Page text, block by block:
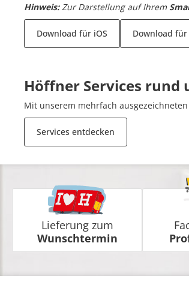
Hinweis: Zur Darstellung auf Ihrem
Download für iOS Download
Höffner Services rund
Mit unserem mehrfach
Services entdecken
Lieferung zum
Wunschtermin